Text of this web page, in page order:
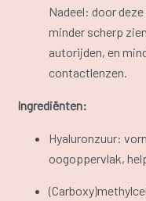
Nadeel: door
minder scherp
autorijden, en
contactlenzen.
Ingrediënten:
Hyaluronzuur:
oogoppervlak,